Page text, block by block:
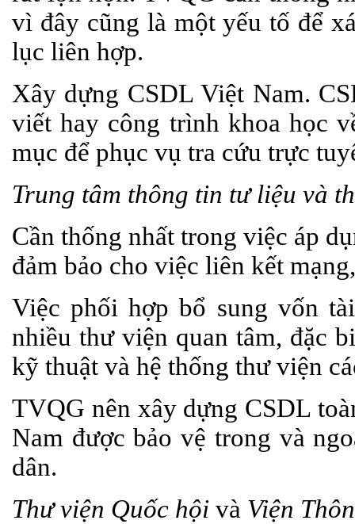
vì đây cũng là một yếu tố để
lục liên hợp.
Xây dựng CSDL Việt Nam.
viết hay công trình khoa học
mục để phục vụ tra cứu trực
Trung tâm thông tin tư liệu và
Cần thống nhất trong việc áp
đảm bảo cho việc liên kết
Việc phối hợp bổ sung vốn
nhiều thư viện quan tâm, đặc
kỹ thuật và hệ thống thư viện
TVQG nên xây dựng CSDL
Nam được bảo vệ trong và
dân.
Thư viện Quốc hội và Viện